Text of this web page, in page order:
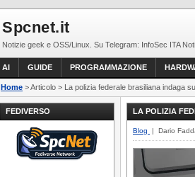
Spcnet.it
Notizie geek e OSS/Linux. Su Telegram: InfoSec ITA
AI GUIDE PROGRAMMAZIONE
Home > Articolo > La polizia federale brasiliana indaga
FEDIVERSO LA POLIZIA
Blog | Dario